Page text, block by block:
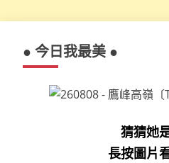
● 今日我最美 ●
猜猜她
長按圖片